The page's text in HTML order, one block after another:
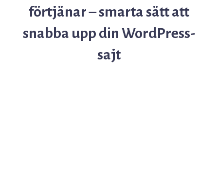
förtjänar – smarta sätt att
snabba upp din WordPress-
sajt